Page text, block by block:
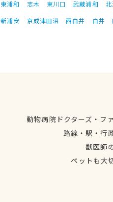
東浦和 志木 東川口 武蔵浦和
新浦安 京成津田沼 西白井 白井
動物病院ドクターズ・フ
路線・駅・行
獣医師
ペットも大